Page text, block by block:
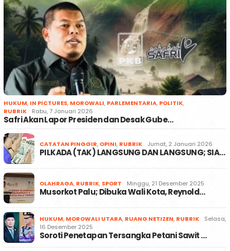
HUKUM, IN PICTURES, MOROWALI, PARLEMENTARIA, POLITIK,
RUBRIK
Rabu, 7 Januari 2026
Safri Akan Lapor Presiden dan Desak Gube…
CATATAN PINGGIR, OPINI, RUBRIK Jumat, 2 Januari 2026
PILKADA (TAK) LANGSUNG DAN LANGSUNG; SIA…
OLAHRAGA, RUBRIK, SPORT Minggu, 21 Desember 2025
Musorkot Palu; Dibuka Wali Kota, Reynold…
HUKUM, MOROWALI UTARA, RUANG NETIZEN, RUBRIK
Selasa,
16 Desember 2025
Soroti Penetapan Tersangka Petani Sawit …